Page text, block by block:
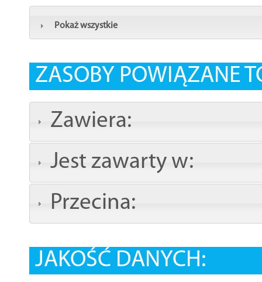
Pokaż wszystkie
ZASOBY POWIĄZANE
Zawiera:
Jest zawarty w:
Przecina:
JAKOŚĆ DANYCH: